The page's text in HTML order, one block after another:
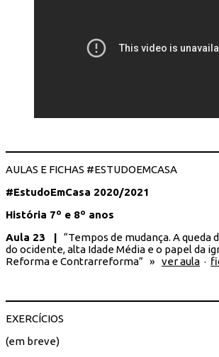
AULAS E FICHAS #ESTUDOEMCASA
#EstudoEmCasa 2020/2021
História 7º e 8º anos
Aula 23 | “Tempos de mudança. A
do ocidente, alta Idade Média e o papel da
Reforma e Contrarreforma” » ver aula ·
EXERCÍCIOS
(em breve)